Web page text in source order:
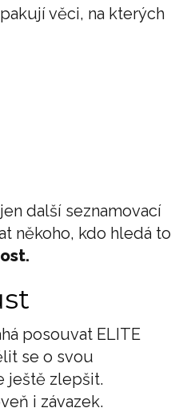
věci, na kterých
další seznamovací
někoho, kdo hledá to
posouvat ELITE
se o svou
ještě zlepšit.
i závazek.